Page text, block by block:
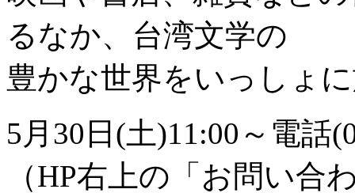
るなか、台湾文学の
豊かな世界をいっし
5月30日(土)11:00～電話
（HP右上の「お問い合